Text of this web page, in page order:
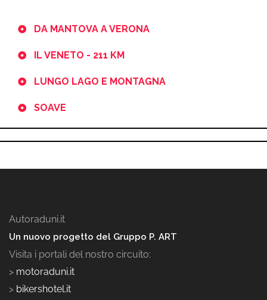
DA MANTOVA A VERONA
IL VENETO - 211 KM
LUNGO LAGO E MONTAGNA
SOAVE
Autoraduni.it
Un nuovo progetto del Gruppo P. ART
Visita i portali del nostro circuito:
> motoraduni.it
> bikershotel.it